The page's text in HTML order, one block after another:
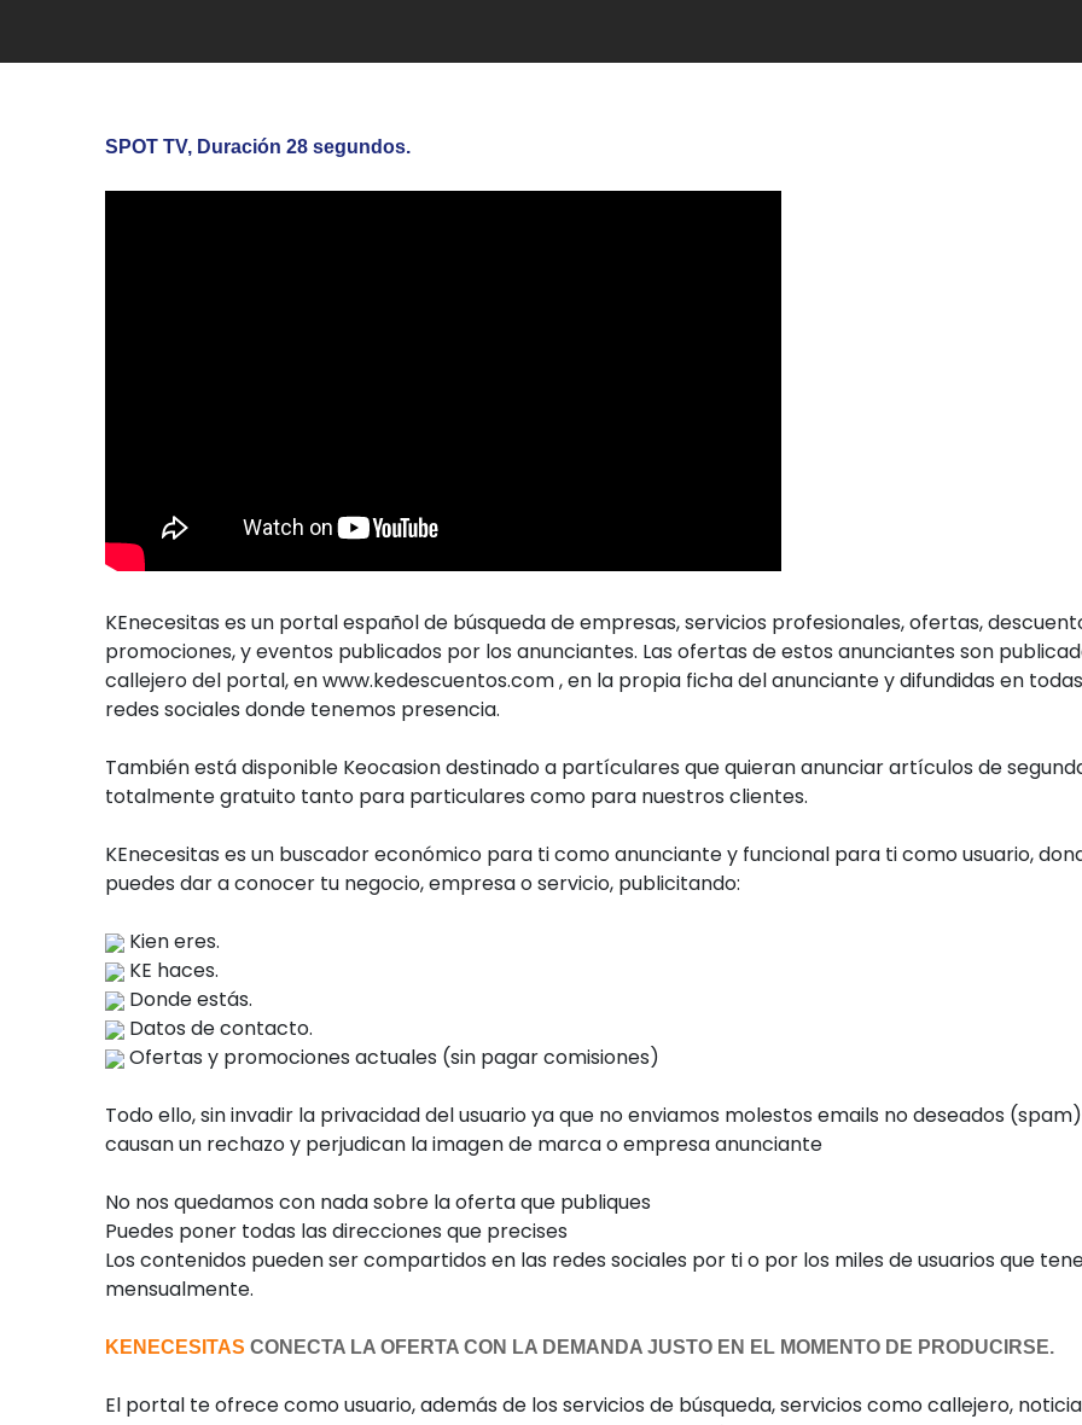
SPOT TV, Duración 28 segundos.
KEnecesitas es un portal español de búsqueda de empresas, servicios profesionales, ofertas,
promociones, y eventos publicados por los anunciantes. Las ofertas de estos anunciantes son
callejero del portal, en www.kedescuentos.com , en la propia ficha del anunciante y difundidas en
redes sociales donde tenemos presencia.
También está disponible Keocasion destinado a partículares que quieran anunciar artículos de
totalmente gratuito tanto para particulares como para nuestros clientes.
KEnecesitas es un buscador económico para ti como anunciante y funcional para ti como usuario,
puedes dar a conocer tu negocio, empresa o servicio, publicitando:
Kien eres.
KE haces.
Donde estás.
Datos de contacto.
Ofertas y promociones actuales (sin pagar comisiones)
Todo ello, sin invadir la privacidad del usuario ya que no enviamos molestos emails no deseados
causan un rechazo y perjudican la imagen de marca o empresa anunciante
No nos quedamos con nada sobre la oferta que publiques
Puedes poner todas las direcciones que precises
Los contenidos pueden ser compartidos en las redes sociales por ti o por los miles de usuarios que
mensualmente.
KENECESITAS CONECTA LA OFERTA CON LA DEMANDA JUSTO EN EL MOMENTO DE PRODUCIRSE.
El portal te ofrece como usuario, además de los servicios de búsqueda, servicios como callejero,